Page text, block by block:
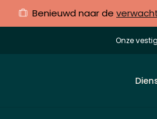
Benieuwd naar de
Onze